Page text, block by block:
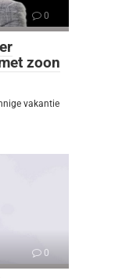
0
zoon
vakantie
0